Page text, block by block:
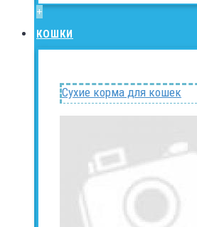
+
КОШКИ
Сухие корма для кошек